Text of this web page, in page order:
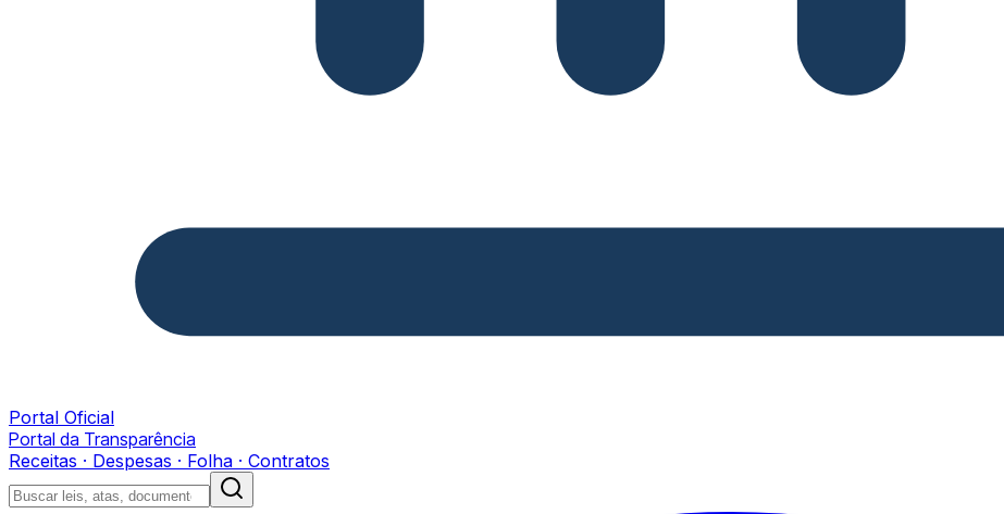
Portal Oficial
Portal da Transparência
Receitas · Despesas · Folha · Contratos